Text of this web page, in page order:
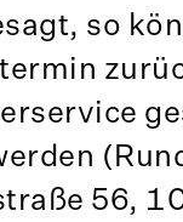
so
56,